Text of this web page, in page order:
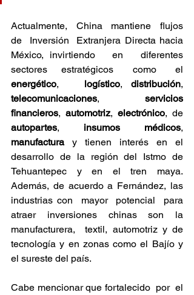
Actualmente,  China  mantiene  flujos
de  Inversión  Extranjera Directa hacia
México, invirtiendo   en   diferentes
energético, logístico, distribución
telecomunicaciones,
servicios
financieros, automotriz, electrónico
autopartes, insumos médicos
manufactura y tienen interés en el
desarrollo de la región del Istmo de
Tehuantepec y en el tren maya.
Además, de acuerdo a Fernández, las
industrias con  mayor  potencial  para
atraer  inversiones  chinas  son  la
manufacturera,  textil, automotriz y de
tecnología y en zonas como el Bajío y
el sureste del país.
Cabe mencionar que fortalecido  por  el